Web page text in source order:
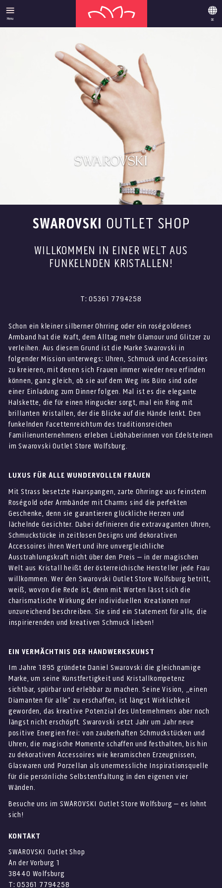
Menu DE
SWAROVSKI OUTLET SHOP
WILLKOMMEN IN EINER WELT AUS
FUNKELNDEN KRISTALLEN!
T: 05361 7794258
Schon ein kleiner silberner Ohrring oder ein roségoldenes
Armband hat die Kraft, dem Alltag mehr Glamour und Glitzer zu
verleihen. Aus diesem Grund ist die Marke Swarovski in
folgender Mission unterwegs: Uhren, Schmuck und Accessoires
zu kreieren, mit denen sich Frauen immer wieder neu erfinden
können, ganz gleich, ob sie auf dem Weg ins Büro sind oder
einer Einladung zum Dinner folgen. Mal ist es die elegante
Halskette, die für einen Hingucker sorgt, mal ein Ring mit
brillanten Kristallen, der die Blicke auf die Hände lenkt. Den
funkelnden Facettenreichtum des traditionsreichen
Familienunternehmens erleben Liebhaberinnen von Edelsteinen
im Swarovski Outlet Store Wolfsburg.
LUXUS FÜR ALLE WUNDERVOLLEN FRAUEN
Mit Strass besetzte Haarspangen, zarte Ohrringe aus feinstem
Roségold oder Armbänder mit Charms sind die perfekten
Geschenke, denn sie garantieren glückliche Herzen und
lächelnde Gesichter. Dabei definieren die extravaganten Uhren,
Schmuckstücke in zeitlosen Designs und dekorativen
Accessoires ihren Wert und ihre unvergleichliche
Ausstrahlungskraft nicht über den Preis – in der magischen
Welt aus Kristall heißt der österreichische Hersteller jede Frau
willkommen. Wer den Swarovski Outlet Store Wolfsburg betritt,
weiß, wovon die Rede ist, denn mit Worten lässt sich die
charismatische Wirkung der individuellen Kreationen nur
unzureichend beschreiben. Sie sind ein Statement für alle, die
inspirierenden und kreativen Schmuck lieben!
EIN VERMÄCHTNIS DER HANDWERKSKUNST
Im Jahre 1895 gründete Daniel Swarovski die gleichnamige
Marke, um seine Kunstfertigkeit und Kristallkompetenz
sichtbar, spürbar und erlebbar zu machen. Seine Vision, „einen
Diamanten für alle“ zu erschaffen, ist längst Wirklichkeit
geworden, das kreative Potenzial des Unternehmens aber noch
längst nicht erschöpft. Swarovski setzt Jahr um Jahr neue
positive Energien frei: von zauberhaften Schmuckstücken und
Uhren, die magische Momente schaffen und festhalten, bis hin
zu dekorativen Accessoires wie keramischen Erzeugnissen,
Glaswaren und Porzellan als unermessliche Inspirationsquelle
für die persönliche Selbstentfaltung in den eigenen vier
Wänden.
Besuche uns im SWAROVSKI Outlet Store Wolfsburg – es lohnt
sich!
KONTAKT
SWAROVSKI Outlet Shop
An der Vorburg 1
38440 Wolfsburg
T: 05361 7794258